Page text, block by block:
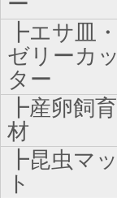
┣エサ皿・
ゼリーカッ
ター
┣産卵飼育
材
┣昆虫マッ
ト